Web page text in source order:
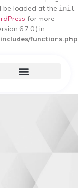
be loaded at the init
for more
6.7.0.) in
functions.php